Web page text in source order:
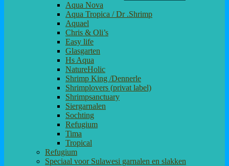
Aqua Nova
Aqua Tropica / Dr .Shrimp
Aquael
Chris & Oli’s
Easy life
Glasgarten
Hs Aqua
NatureHolic
Shrimp King /Dennerle
Shrimplovers (privat label)
Shrimpsanctuary
Siergarnalen
Sochting
Refugium
Tima
Tropical
Refugium
Speciaal voor Sulawesi garnalen en slakken